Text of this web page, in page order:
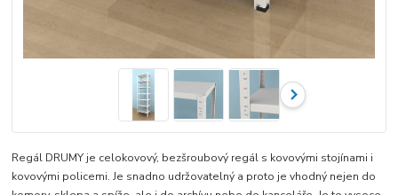
Regál DRUMY je celokovový, bezšroubový regál s kovovými stojínami i
kovovými policemi. Je snadno udržovatelný a proto je vhodný nejen do